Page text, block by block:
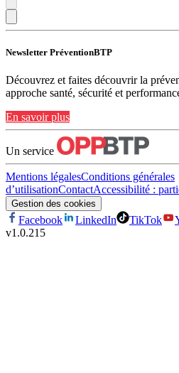
Newsletter PréventionBTP
Découvrez et faites découvrir la
approche santé, sécurité et
En savoir plus
Un service
Mentions légalesConditions générales
d’utilisationContactAccessibilité :
Gestion des cookies
Facebook LinkedIn TikTok
v1.0.215